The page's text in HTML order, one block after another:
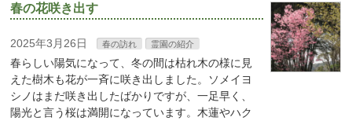
春の花咲き出す
2025年3月26日 春の訪れ 霊園の紹介
春らしい陽気になって、冬の間は枯れ木の様に見
えた樹木も花が一斉に咲き出しました。ソメイヨ
シノはまだ咲き出したばかりですが、一足早く、
陽光と言う桜は満開になっています。木蓮やハク